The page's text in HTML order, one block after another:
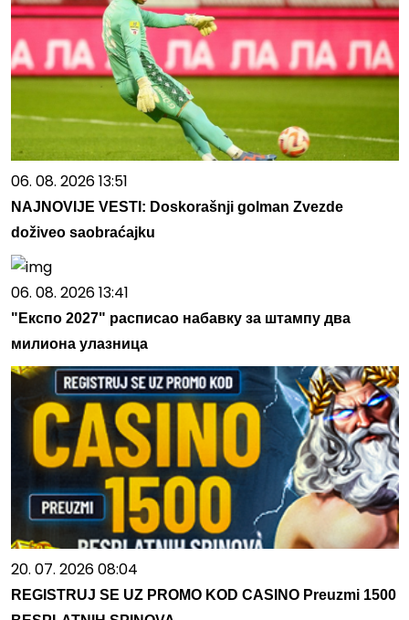
06. 08. 2026 13:51
NAJNOVIJE VESTI: Doskorašnji golman Zvezde
doživeo saobraćajku
06. 08. 2026 13:41
"Експо 2027" расписао набавку за штампу два
милиона улазница
20. 07. 2026 08:04
REGISTRUJ SE UZ PROMO KOD CASINO Preuzmi 1500